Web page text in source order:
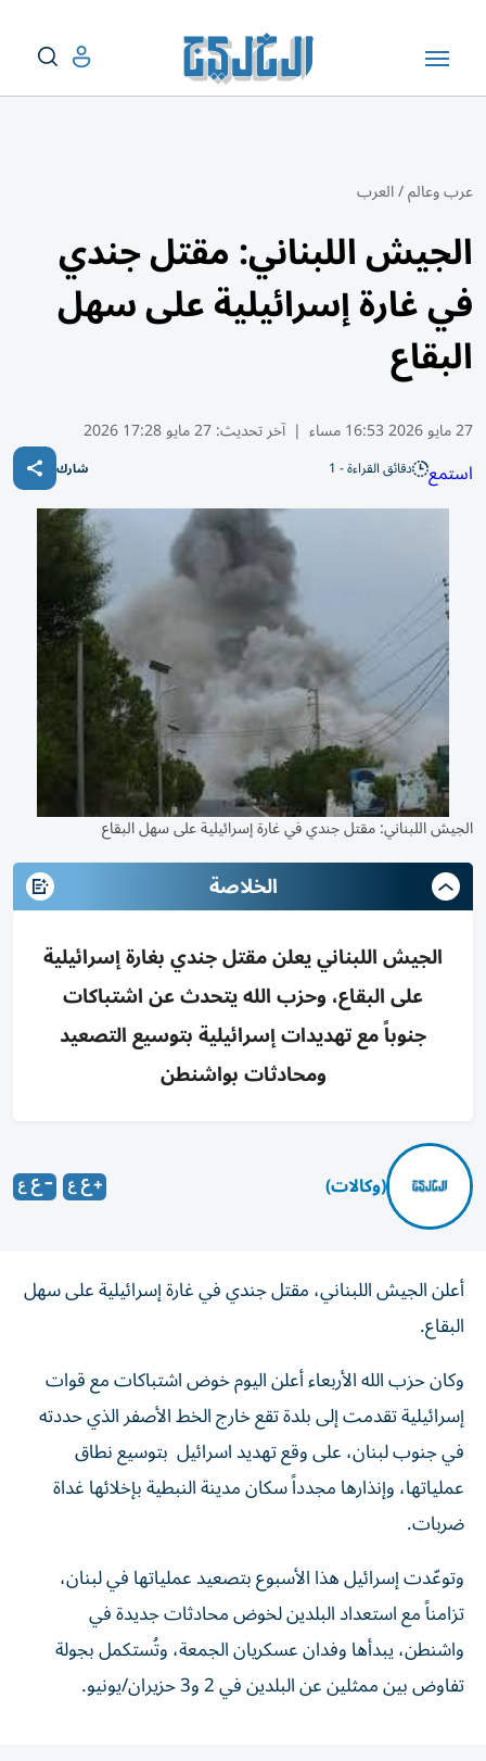
عرب وعالم/العرب
الجيش اللبناني: مقتل جندي
في غارة إسرائيلية على سهل
البقاع
27 مايو 2026 16:53 مساء | آخر تحديث:27 مايو 17:28 2026
استمع دقائق القراءة - 1 شارك
الجيش اللبناني: مقتل جندي في غارة إسرائيلية على سهل البقاع
الخلاصة
الجيش اللبناني يعلن مقتل جندي بغارة إسرائيلية
على البقاع، وحزب الله يتحدث عن اشتباكات
جنوباً مع تهديدات إسرائيلية بتوسيع التصعيد
ومحادثات بواشنطن
(وكالات)
أعلن الجيش اللبناني، مقتل جندي في غارة إسرائيلية على سهل
البقاع.
وكان حزب الله الأربعاء أعلن اليوم خوض اشتباكات مع قوات
إسرائيلية تقدمت إلى بلدة تقع خارج الخط الأصفر الذي حددته
في جنوب لبنان، على وقع تهديد اسرائيل بتوسيع نطاق
عملياتها، وإنذارها مجدداً سكان مدينة النبطية بإخلائها غداة
ضربات.
وتوعّدت إسرائيل هذا الأسبوع بتصعيد عملياتها في لبنان،
تزامناً مع استعداد البلدين لخوض محادثات جديدة في
واشنطن، يبدأها وفدان عسكريان الجمعة، وتُستكمل بجولة
تفاوض بين ممثلين عن البلدين في 2 و3 حزيران/يونيو.